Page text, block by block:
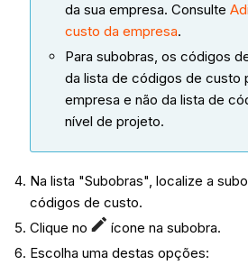
da sua empresa. Consulte
custo da empresa.
Para subobras, os códigos
da lista de códigos de custo
empresa e não da lista de
nível de projeto.
Na lista "Subobras", localize a
códigos de custo.
Clique no
ícone na subobra.
Escolha uma destas opções: